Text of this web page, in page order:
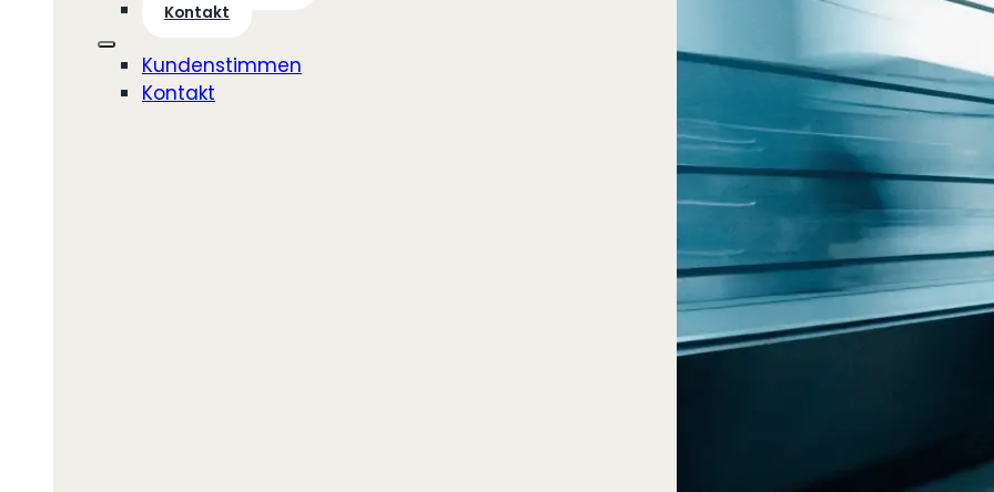
Kontakt
Kundenstimmen
Kontakt
Fliegen durch den
FPV-Videos